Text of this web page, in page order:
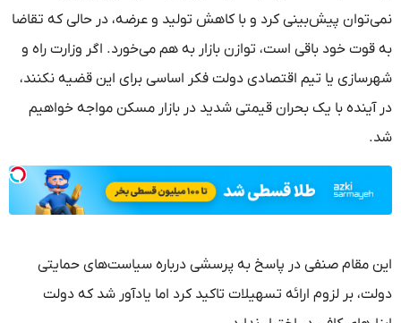
نمی‌توان پیش‌بینی کرد و با کاهش تولید و عرضه، در حالی که تقاضا
به قوت خود باقی است، توازن بازار به هم می‌خورد. اگر وزارت راه و
شهرسازی یا تیم اقتصادی دولت فکر اساسی برای این قضیه نکنند،
در آینده با یک بحران قیمتی شدید در بازار مسکن مواجه خواهیم
شد.
این مقام صنفی در پاسخ به پرسشی درباره سیاست‌های حمایتی
دولت، بر لزوم ارائه تسهیلات تاکید کرد اما یادآور شد که دولت